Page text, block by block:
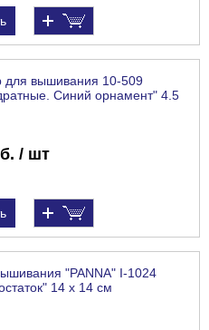
для вышивания 10-509
Синий орнамент" 4.5
/ шт
"PANNA" I-1024
14 х 14 см